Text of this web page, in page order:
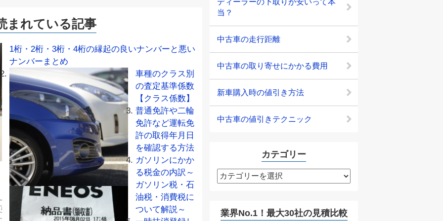
まれている記事
1桁・2桁・3桁・4桁の縁起の良いナンバーと悪い
ナンバーまとめ
車種のクラス別
の査定基準係数
【クラス係数】
普通免許や二輪
免許など運転免
許の取得年月日
を確認する方法
ガソリンにかか
る税金の内訳～
ガソリン税・石
油税・消費税に
ついて解説～
ディーラーの下取りが安いって本
当？
中古車の走行距離
中古車の取り寄せにかかる費用
新車購入時の値引き方法
中古車の値引きテクニック
カテゴリー
カ
テ
リ
業界No.1！最大30社の見積比較